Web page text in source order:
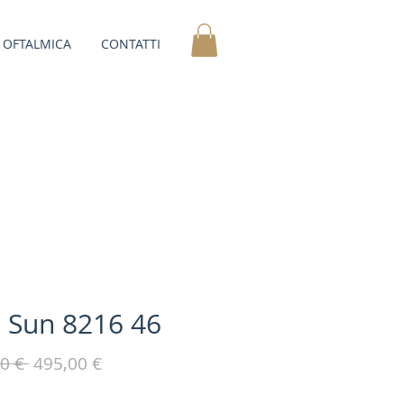
OFTALMICA CONTATTI
Sun 8216 46
€ Prezzo
495,00 €Prezzo